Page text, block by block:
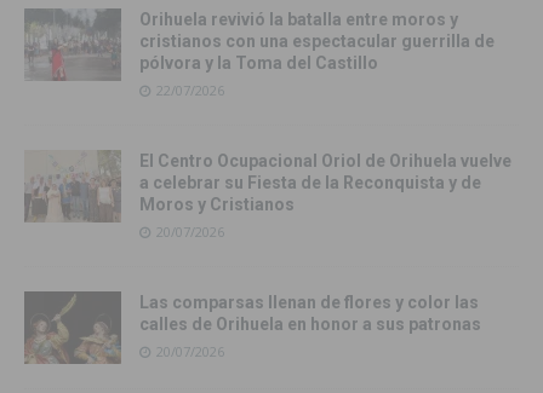
Orihuela revivió la batalla entre moros y
cristianos con una espectacular guerrilla de
pólvora y la Toma del Castillo
22/07/2026
El Centro Ocupacional Oriol de Orihuela vuelve
a celebrar su Fiesta de la Reconquista y de
Moros y Cristianos
20/07/2026
Las comparsas llenan de flores y color las
calles de Orihuela en honor a sus patronas
20/07/2026